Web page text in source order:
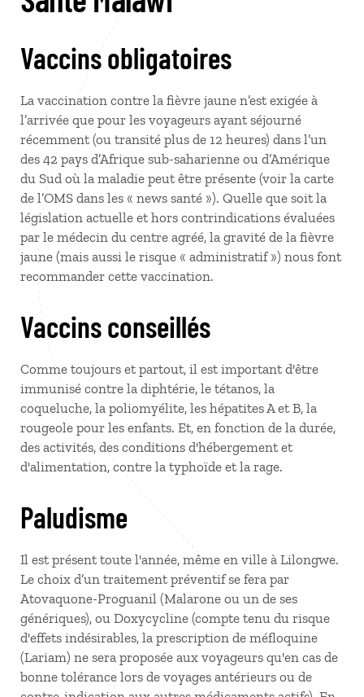
Vaccins obligatoires
La vaccination contre la fièvre jaune n’est exigée à
l’arrivée que pour les voyageurs ayant séjourné
récemment (ou transité plus de 12 heures) dans l’un
des 42 pays d’Afrique sub-saharienne ou d’Amérique
du Sud où la maladie peut être présente (voir la carte
de l’OMS dans les « news santé »). Quelle que soit la
législation actuelle et hors contrindications évaluées
par le médecin du centre agréé, la gravité de la fièvre
jaune (mais aussi le risque « administratif ») nous font
recommander cette vaccination.
Vaccins conseillés
Comme toujours et partout, il est important d'être
immunisé contre la diphtérie, le tétanos, la
coqueluche, la poliomyélite, les hépatites A et B, la
rougeole pour les enfants. Et, en fonction de la durée,
des activités, des conditions d'hébergement et
d'alimentation, contre la typhoïde et la rage.
Paludisme
Il est présent toute l'année, même en ville à Lilongwe.
Le choix d’un traitement préventif se fera par
Atovaquone-Proguanil (Malarone ou un de ses
génériques), ou Doxycycline (compte tenu du risque
d'effets indésirables, la prescription de méfloquine
(Lariam) ne sera proposée aux voyageurs qu'en cas de
bonne tolérance lors de voyages antérieurs ou de